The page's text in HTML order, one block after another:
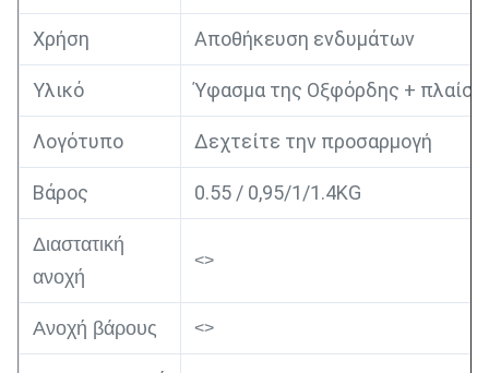
Χρήση Αποθήκευση ενδυμάτων
Υλικό Ύφασμα της Οξφόρδης +
Λογότυπο Δεχτείτε την προσαρμογή
Βάρος 0.55 / 0,95/1/1.4KG
Διαστατική
ανοχή
<>
Ανοχή βάρους <>